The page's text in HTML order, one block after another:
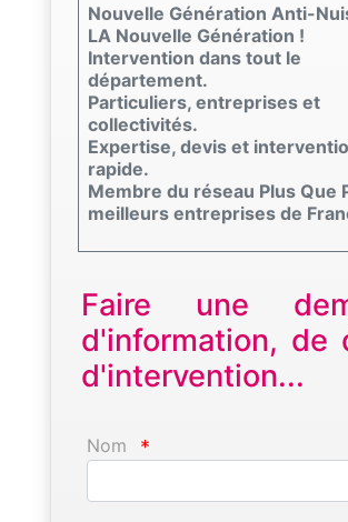
Nouvelle Génération Anti-
LA Nouvelle Génération !
Intervention dans tout le
département.
Particuliers, entreprises et
collectivités.
Expertise, devis et
rapide.
Membre du réseau Plus Que
meilleurs entreprises de
Faire une
d'information, de
d'intervention...
Nom *